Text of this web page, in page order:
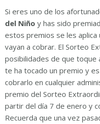
Si eres uno de los
del Niño y has sido
estos premios se les aplica
vayan a cobrar. El Sorteo
posibilidades de que toque
te ha tocado un premio y
cobrarlo en cualquier
premio del Sorteo
partir del día 7 de enero y
Recuerda que una vez